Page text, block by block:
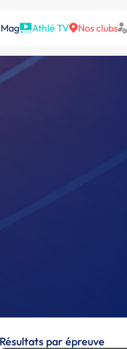
Athlé TV Nos clubs
Résultats par épreuve